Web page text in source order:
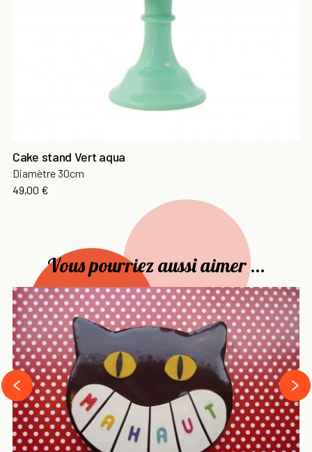
Cake stand Vert aqua
Diamètre 30cm
Prix
49,00 €
Vous pourriez aussi aimer ...
‹
›